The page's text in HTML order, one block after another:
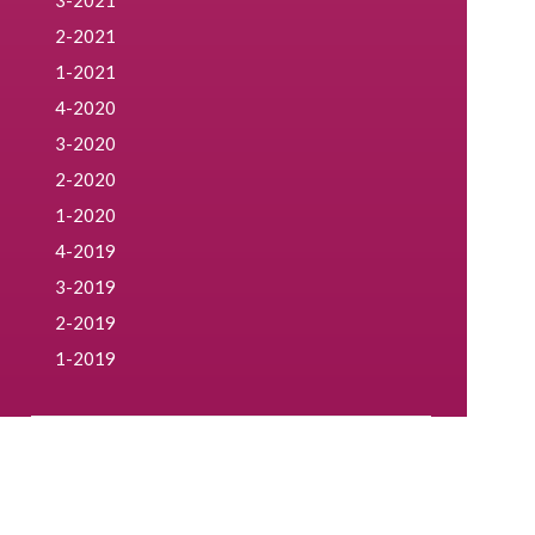
2-2021
1-2021
4-2020
3-2020
2-2020
1-2020
4-2019
3-2019
2-2019
1-2019